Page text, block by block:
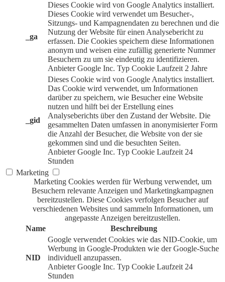
_ga
Dieses Cookie wird von Google Analytics installiert.
Dieses Cookie wird verwendet um Besucher-,
Sitzungs- und Kampagnendaten zu berechnen und die
Nutzung der Website für einen Analysebericht zu
erfassen. Die Cookies speichern diese Informationen
anonym und weisen eine zufällig generierte Nummer
Besuchern zu um sie eindeutig zu identifizieren.
Anbieter Google Inc. Typ Cookie Laufzeit 2 Jahre
_gid
Dieses Cookie wird von Google Analytics installiert.
Das Cookie wird verwendet, um Informationen
darüber zu speichern, wie Besucher eine Website
nutzen und hilft bei der Erstellung eines
Analyseberichts über den Zustand der Website. Die
gesammelten Daten umfassen in anonymisierter Form
die Anzahl der Besucher, die Website von der sie
gekommen sind und die besuchten Seiten.
Anbieter Google Inc. Typ Cookie Laufzeit 24
Stunden
Marketing
Marketing Cookies werden für Werbung verwendet, um
Besuchern relevante Anzeigen und Marketingkampagnen
bereitzustellen. Diese Cookies verfolgen Besucher auf
verschiedenen Websites und sammeln Informationen, um
angepasste Anzeigen bereitzustellen.
Name
Beschreibung
NID
Google verwendet Cookies wie das NID-Cookie, um
Werbung in Google-Produkten wie der Google-Suche
individuell anzupassen.
Anbieter Google Inc. Typ Cookie Laufzeit 24
Stunden